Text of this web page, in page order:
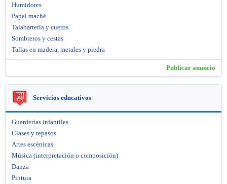
Humidores
Papel maché
Talabartería y cueros
Sombreros y cestas
Tallas en madera, metales y piedra
Publicar anuncio
Servicios educativos
Guarderías infantiles
Clases y repasos
Artes escénicas
Música (interpretación o composición)
Danza
Pintura